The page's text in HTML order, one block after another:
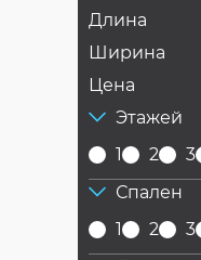
Длина
Ширина
Цена
Этажей
1
2 3
Спален
1
2 3